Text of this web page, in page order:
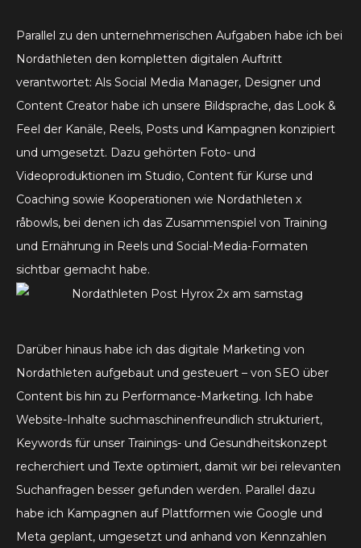
Parallel zu den unternehmerischen Aufgaben habe ich bei
Nordathleten den kompletten digitalen Auftritt
verantwortet: Als Social Media Manager, Designer und
Content Creator habe ich unsere Bildsprache, das Look &
Feel der Kanäle, Reels, Posts und Kampagnen konzipiert
und umgesetzt. Dazu gehörten Foto- und
Videoproduktionen im Studio, Content für Kurse und
Coaching sowie Kooperationen wie Nordathleten x
råbowls, bei denen ich das Zusammenspiel von Training
und Ernährung in Reels und Social-Media-Formaten
sichtbar gemacht habe.
Darüber hinaus habe ich das digitale Marketing von
Nordathleten aufgebaut und gesteuert – von SEO über
Content bis hin zu Performance-Marketing. Ich habe
Website-Inhalte suchmaschinenfreundlich strukturiert,
Keywords für unser Trainings- und Gesundheitskonzept
recherchiert und Texte optimiert, damit wir bei relevanten
Suchanfragen besser gefunden werden. Parallel dazu
habe ich Kampagnen auf Plattformen wie Google und
Meta geplant, umgesetzt und anhand von Kennzahlen